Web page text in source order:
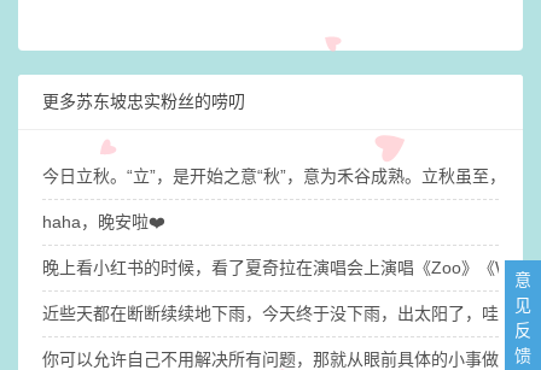
更多苏东坡忠实粉丝的唠叨
今日立秋。“立”，是开始之意“秋”，意为禾谷成熟。立秋虽至，
haha，晚安啦❤️
晚上看小红书的时候，看了夏奇拉在演唱会上演唱《Zoo》《
近些天都在断断续续地下雨，今天终于没下雨，出太阳了，哇咔
你可以允许自己不用解决所有问题，那就​从眼前具体的小事做起吧
意
见
反
馈